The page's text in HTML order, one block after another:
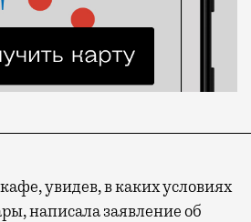
увидев, в каких условиях
написала заявление об